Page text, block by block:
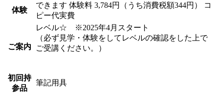
体験
できます 体験料 3,784円（うち消費税額344円）
コ
ピー代実費
ご案内
レベル☆ ※2025年4月スタート
（必ず見学・体験をしてレベルの確認をした上で
ご受講ください。）
初回持
参品
筆記用具